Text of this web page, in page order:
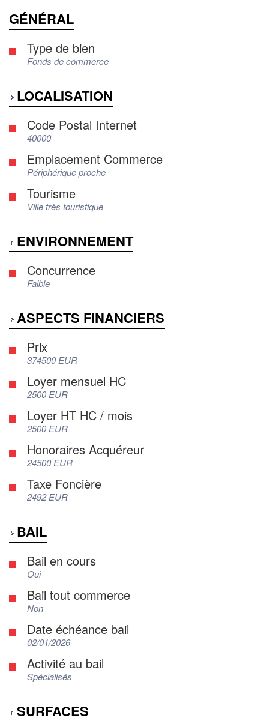
GÉNÉRAL
Type de bien
Fonds de commerce
LOCALISATION
Code Postal Internet
40000
Emplacement Commerce
Périphérique proche
Tourisme
Ville très touristique
ENVIRONNEMENT
Concurrence
Faible
ASPECTS FINANCIERS
Prix
374500 EUR
Loyer mensuel HC
2500 EUR
Loyer HT HC / mois
2500 EUR
Honoraires Acquéreur
24500 EUR
Taxe Foncière
2492 EUR
BAIL
Bail en cours
Oui
Bail tout commerce
Non
Date échéance bail
02/01/2026
Activité au bail
Spécialisés
SURFACES